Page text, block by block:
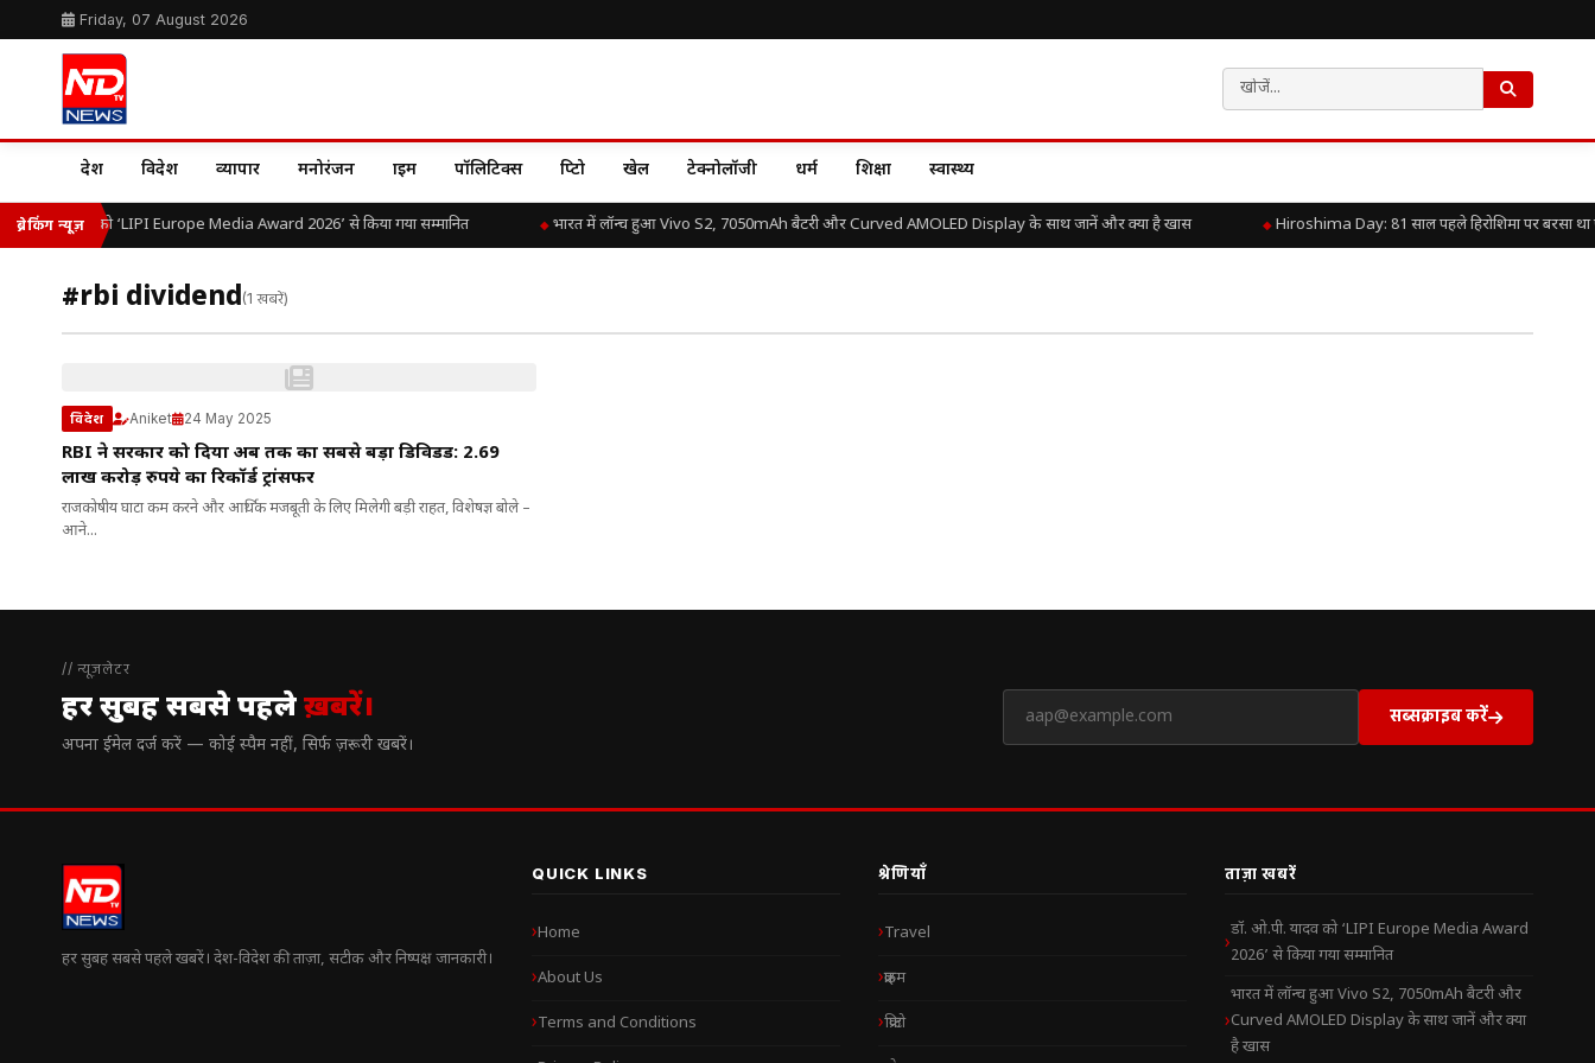
Friday, 07 August 2026
देश विदेश व्यापार मनोरंजन क्राइम पॉलिटिक्स क्रिप्टो खेल टेक्नोलॉजी धर्म शिक्षा स्वास्थ्य
ब्रेकिंग न्यूज़
ओ.पी. यादव को ‘LIPI Europe Media Award 2026’ से किया गया सम्मानित भारत में लॉन्च हुआ Vivo S2, 7050mAh बैटरी और Curved AMOLED Display के साथ जानें और क्या है खास Hiroshima Day: 81 साल पहले हिरोशिमा पर बरसा था
#rbi dividend(1 खबरें)
विदेश Aniket 24 May 2025
RBI ने सरकार को दिया अब तक का सबसे बड़ा डिविडेंड: 2.69
लाख करोड़ रुपये का रिकॉर्ड ट्रांसफर
राजकोषीय घाटा कम करने और आर्थिक मजबूती के लिए मिलेगी बड़ी राहत, विशेषज्ञ बोले –
आने...
// न्यूज़लेटर
हर सुबह सबसे पहलेख़बरें।
अपना ईमेल दर्ज करें — कोई स्पैम नहीं, सिर्फ ज़रूरी खबरें।
सब्सक्राइब करें
हर सुबह सबसे पहले खबरें। देश-विदेश की ताज़ा, सटीक और निष्पक्ष जानकारी।
QUICK LINKS
Home
About Us
Terms and Conditions
श्रेणियाँ
Travel
क्राइम
क्रिप्टो
ताज़ा खबरें
डॉ. ओ.पी. यादव को ‘LIPI Europe Media Award
2026’ से किया गया सम्मानित
भारत में लॉन्च हुआ Vivo S2, 7050mAh बैटरी और
Curved AMOLED Display के साथ जानें और क्या
है खास